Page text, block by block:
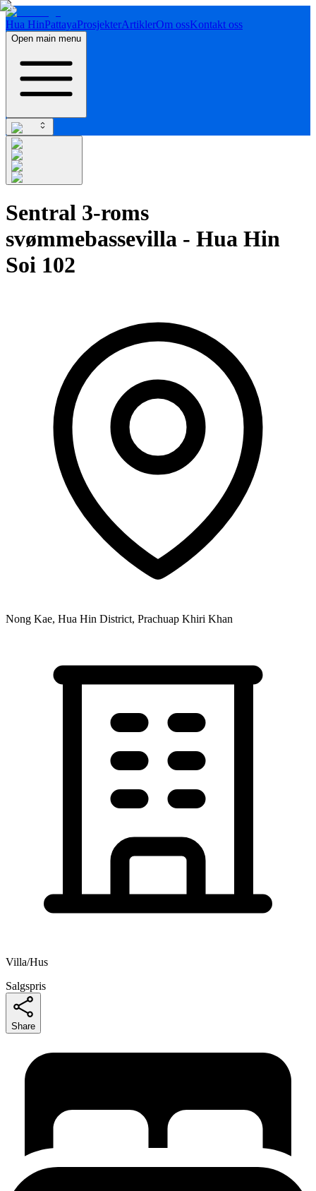
Hua HinPattayaProsjekterArtiklerOm ossKontakt oss
Open main menu
Sentral 3-roms
svømmebassevilla - Hua Hin
Soi 102
Nong Kae, Hua Hin District, Prachuap Khiri Khan
Villa/Hus
Salgspris
Share